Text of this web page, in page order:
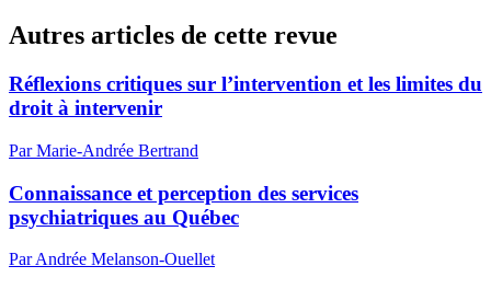
Autres articles de cette revue
Réflexions critiques sur l’intervention et les limites du
droit à intervenir
Par Marie-Andrée Bertrand
Connaissance et perception des services
psychiatriques au Québec
Par Andrée Melanson-Ouellet